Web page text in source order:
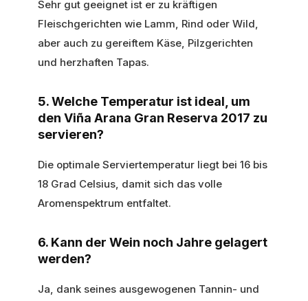
Sehr gut geeignet ist er zu kräftigen
Fleischgerichten wie Lamm, Rind oder Wild,
aber auch zu gereiftem Käse, Pilzgerichten
und herzhaften Tapas.
5. Welche Temperatur ist ideal, um
den Viña Arana Gran Reserva 2017 zu
servieren?
Die optimale Serviertemperatur liegt bei 16 bis
18 Grad Celsius, damit sich das volle
Aromenspektrum entfaltet.
6. Kann der Wein noch Jahre gelagert
werden?
Ja, dank seines ausgewogenen Tannin- und